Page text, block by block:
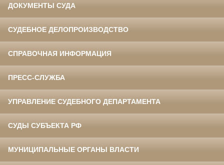
ДОКУМЕНТЫ СУДА
СУДЕБНОЕ ДЕЛОПРОИЗВОДСТВО
СПРАВОЧНАЯ ИНФОРМАЦИЯ
ПРЕСС-СЛУЖБА
УПРАВЛЕНИЕ СУДЕБНОГО ДЕПАРТАМЕНТА
СУДЫ СУБЪЕКТА РФ
МУНИЦИПАЛЬНЫЕ ОРГАНЫ ВЛАСТИ